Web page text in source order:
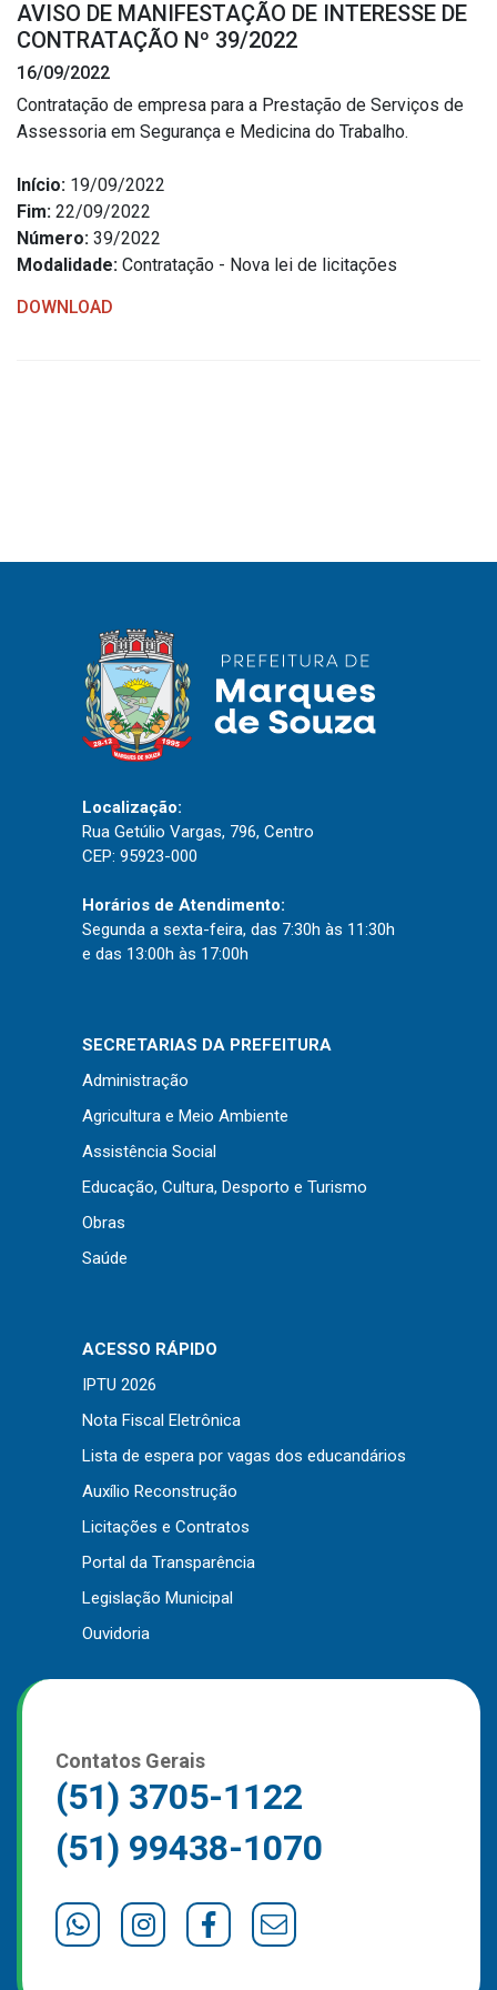
Estrutura Organizacional
Secretarias
Administração
Agricultura e Meio Ambiente
Assistência Social
Nota Fiscal Eletrônica
Portal do Cidadão
Portal do Servidor
Diário Oficial (Novo)
Diário Oficial (Até 30/04)
Recursos Humanos
Processo Seletivo
Seletivo Simplificado
Instruções Normativas
Licitações
Dispensas e Inexigibilidades
Chamamentos Públicos
Leis, Decretos e Portarias
Portal da Transparência
Outros
Downloads
Notícias
Contato
AVISO DE MANIFESTAÇÃO DE INTERESSE DE
CONTRATAÇÃO Nº 39/2022
16/09/2022
Contratação de empresa para a Prestação de Serviços de
Assessoria em Segurança e Medicina do Trabalho.
Início: 19/09/2022
Fim: 22/09/2022
Número: 39/2022
Modalidade: Contratação - Nova lei de licitações
DOWNLOAD
Localização:
Rua Getúlio Vargas, 796, Centro
CEP: 95923-000
Horários de Atendimento:
Segunda a sexta-feira, das 7:30h às 11:30h
e das 13:00h às 17:00h
SECRETARIAS DA PREFEITURA
Administração
Agricultura e Meio Ambiente
Assistência Social
Educação, Cultura, Desporto e Turismo
Obras
Saúde
ACESSO RÁPIDO
IPTU 2026
Nota Fiscal Eletrônica
Lista de espera por vagas dos educandários
Auxílio Reconstrução
Licitações e Contratos
Portal da Transparência
Legislação Municipal
Ouvidoria
Contatos Gerais
(51) 3705-1122
(51) 99438-1070